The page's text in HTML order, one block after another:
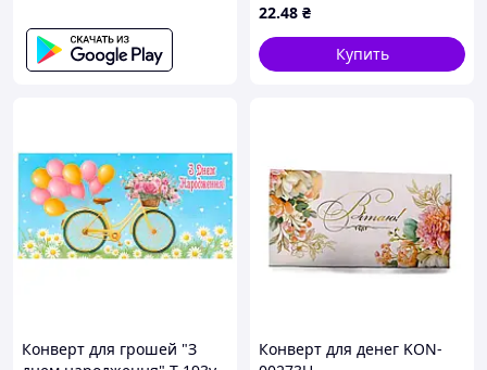
22.48 ₴
Купить
Конверт для грошей "З
Конверт для денег KON-